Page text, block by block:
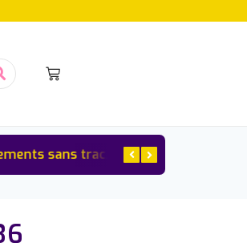
sans tracas Satisfaction